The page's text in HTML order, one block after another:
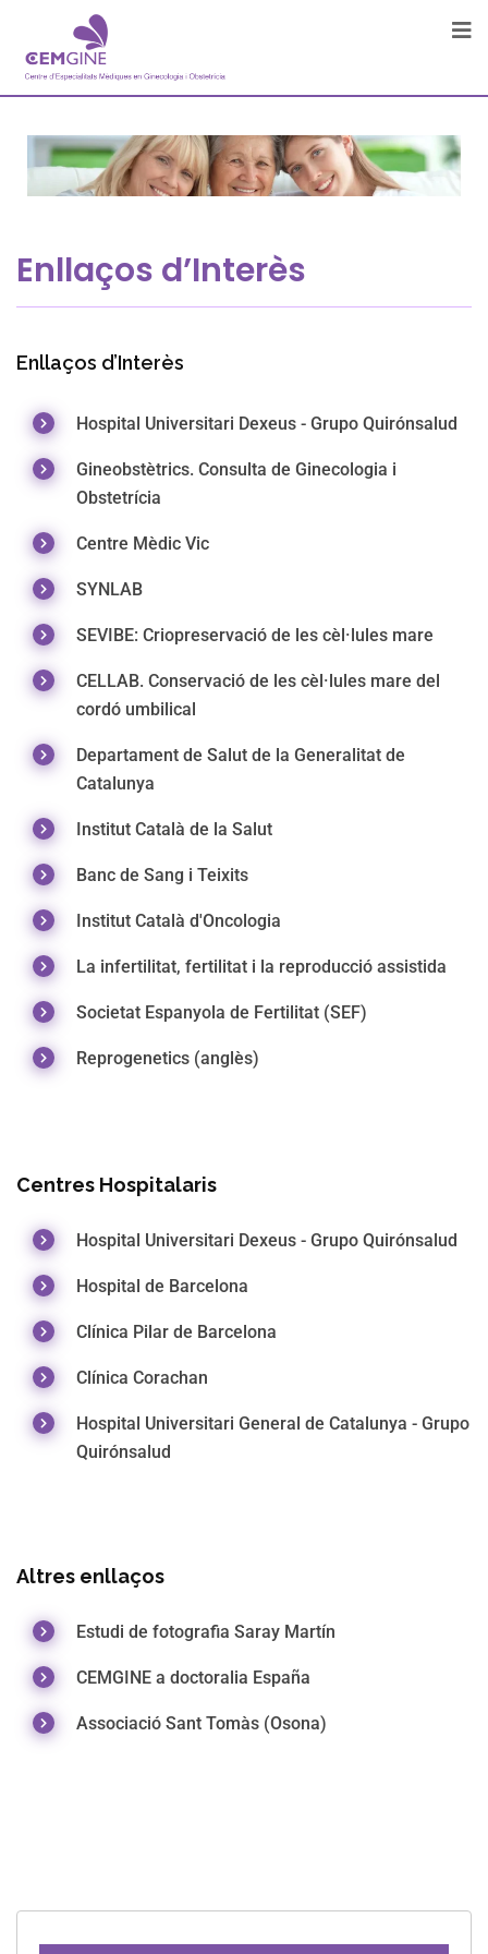
Enllaços d’Interès
Enllaços d’Interès
Hospital Universitari Dexeus - Grupo Quirónsalud
Gineobstètrics. Consulta de Ginecologia i
Obstetrícia
Centre Mèdic Vic
SYNLAB
SEVIBE: Criopreservació de les cèl·lules mare
CELLAB. Conservació de les cèl·lules mare del
cordó umbilical
Departament de Salut de la Generalitat de
Catalunya
Institut Català de la Salut
Banc de Sang i Teixits
Institut Català d'Oncologia
La infertilitat, fertilitat i la reproducció assistida
Societat Espanyola de Fertilitat (SEF)
Reprogenetics (anglès)
Centres Hospitalaris
Hospital Universitari Dexeus - Grupo Quirónsalud
Hospital de Barcelona
Clínica Pilar de Barcelona
Clínica Corachan
Hospital Universitari General de Catalunya - Grupo
Quirónsalud
Altres enllaços
Estudi de fotografia Saray Martín
CEMGINE a doctoralia España
Associació Sant Tomàs (Osona)